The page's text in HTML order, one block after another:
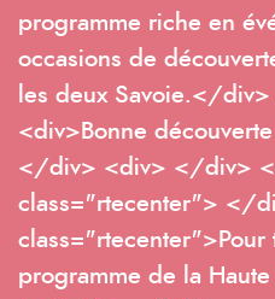
programme riche en
occasions de
les deux Savoie.</
<div>Bonne
</div> <div> </div>
class="rtecenter"> </
class="rtecenter">Pour
programme de la Haute